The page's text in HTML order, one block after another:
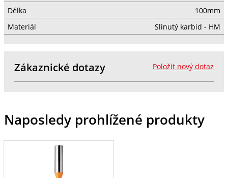
Délka
100mm
Materiál
Slinutý karbid - HM
Položit nový dotaz
Zákaznické dotazy
Naposledy prohlížené produkty